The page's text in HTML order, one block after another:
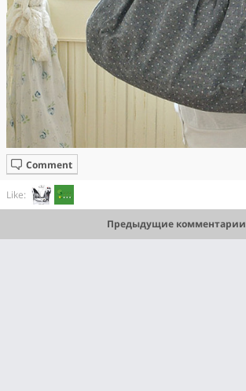
Comment
Like:
Предыдущие комментарии